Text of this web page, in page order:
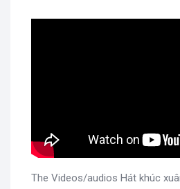
The Videos/audios Hát khúc